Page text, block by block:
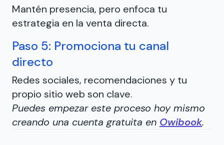
Mantén presencia, pero enfoca tu
estrategia en la venta directa.
Paso 5: Promociona tu canal
directo
Redes sociales, recomendaciones y tu
propio sitio web son clave.
Puedes empezar este proceso hoy mismo
creando una cuenta gratuita en Owibook.